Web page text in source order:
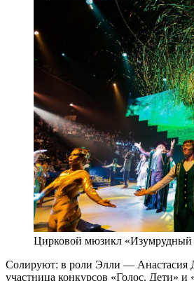
Цирковой мюзикл «Изумрудный
Солируют: в роли Элли ― Анастасия
участница конкурсов «Голос. Дети»